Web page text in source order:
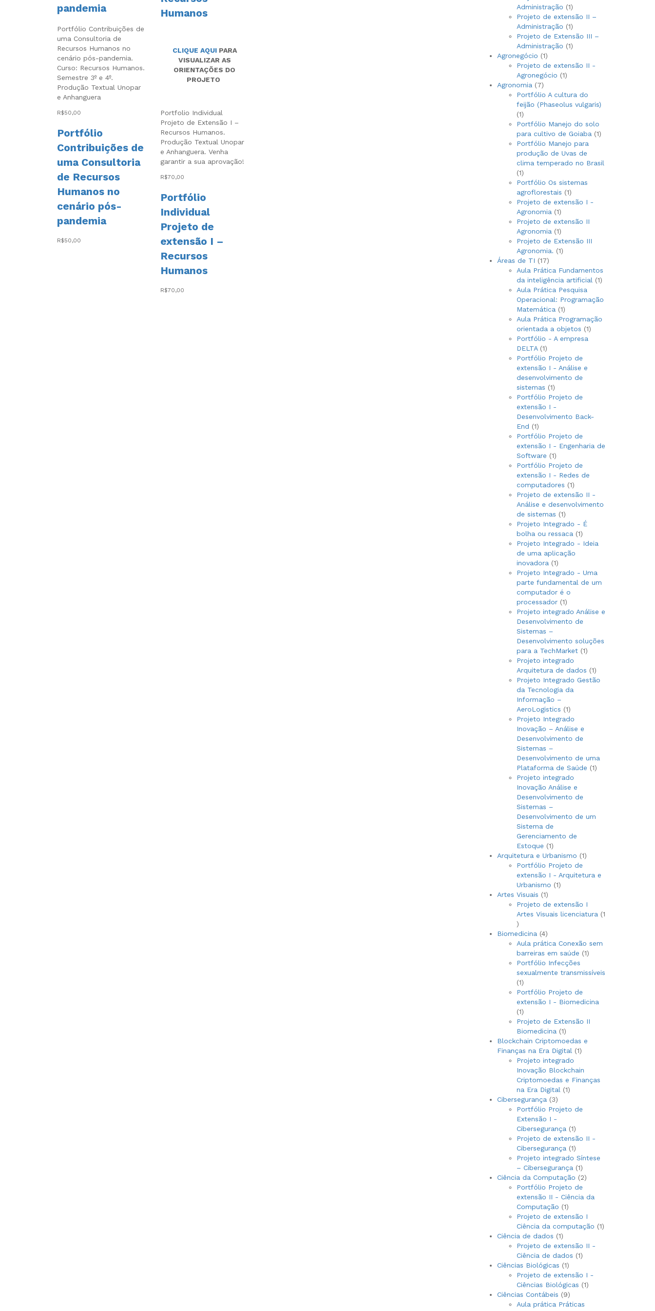
pandemia
Portfólio Contribuições de
uma Consultoria de
Recursos Humanos no
cenário pós-pandemia.
Curso: Recursos Humanos.
Semestre 3º e 4º.
Produção Textual Unopar
e Anhanguera
R$50,00
Portfólio
Contribuições de
uma Consultoria
de Recursos
Humanos no
cenário pós-
pandemia
R$50,00
Humanos
CLIQUE AQUIPARA
VISUALIZAR AS
ORIENTAÇÕES DO
PROJETO
Portfolio Individual
Projeto de Extensão I –
Recursos Humanos.
Produção Textual Unopar
e Anhanguera. Venha
garantir a sua aprovação!
R$70,00
Portfólio
Individual
Projeto de
extensão I –
Recursos
Humanos
R$70,00
Administração
11
produto
Projeto de extensão II –
Administração
11
produto
Projeto de Extensão III –
Administração
11
Agronegócio 11
produto
Projeto de extensão II -
Agronegócio
11
Agronomia 77
produtos
Portfólio A cultura do
feijão (Phaseolus vulgaris)
11
produto
Portfólio Manejo do solo
para cultivo de Goiaba
11
Portfólio Manejo para
produção de Uvas de
clima temperado no Brasil
11
produto
Portfólio Os sistemas
agroflorestais
11
produto
Projeto de extensão I -
Agronomia
11
produto
Projeto de extensão II
Agronomia
11
produto
Projeto de Extensão III
Agronomia.
11
Áreas de TI 1717
produtos
Aula Prática Fundamentos
da inteligência artificial
11
Aula Prática Pesquisa
Operacional: Programação
Matemática
11
produto
Aula Prática Programação
orientada a objetos
11
Portfólio - A empresa
DELTA
11
produto
Portfólio Projeto de
extensão I - Análise e
desenvolvimento de
sistemas
11
produto
Portfólio Projeto de
extensão I -
Desenvolvimento Back-
End
11
produto
Portfólio Projeto de
extensão I - Engenharia de
Software
11
produto
Portfólio Projeto de
extensão I - Redes de
computadores
11
produto
Projeto de extensão II -
Análise e desenvolvimento
de sistemas
11
produto
Projeto Integrado - É
bolha ou ressaca
11
produto
Projeto Integrado - Ideia
de uma aplicação
inovadora
11
produto
Projeto Integrado - Uma
parte fundamental de um
computador é o
processador
11
produto
Projeto integrado Análise e
Desenvolvimento de
Sistemas –
Desenvolvimento soluções
para a TechMarket
11
Projeto integrado
Arquitetura de dados
11
produto
Projeto Integrado Gestão
da Tecnologia da
Informação –
AeroLogistics
11
produto
Projeto Integrado
Inovação – Análise e
Desenvolvimento de
Sistemas –
Desenvolvimento de uma
Plataforma de Saúde
11
Projeto integrado
Inovação Análise e
Desenvolvimento de
Sistemas –
Desenvolvimento de um
Sistema de
Gerenciamento de
Estoque
11
produto
Arquitetura e Urbanismo 11
Portfólio Projeto de
extensão I - Arquitetura e
Urbanismo
11
Artes Visuais 11
produto
Projeto de extensão I
Artes Visuais licenciatura
1
1
produto
Biomedicina 44
produtos
Aula prática Conexão sem
barreiras em saúde
11
Portfólio Infecções
sexualmente transmissíveis
11
produto
Portfólio Projeto de
extensão I - Biomedicina
11
produto
Projeto de Extensão II
Biomedicina
11
produto
Blockchain Criptomoedas e
Finanças na Era Digital
11
Projeto integrado
Inovação Blockchain
Criptomoedas e Finanças
na Era Digital
11
Cibersegurança 33
produtos
Portfólio Projeto de
Extensão I -
Cibersegurança
11
produto
Projeto de extensão II -
Cibersegurança
11
produto
Projeto integrado Síntese
– Cibersegurança
11
produto
Ciência da Computação 22
Portfólio Projeto de
extensão II - Ciência da
Computação
11
produto
Projeto de extensão I
Ciência da computação
11
Ciência de dados 11
produto
Projeto de extensão II -
Ciência de dados
11
Ciências Biológicas 11
produto
Projeto de extensão I -
Ciências Biológicas
11
Ciências Contábeis 99
produtos
Aula prática Práticas